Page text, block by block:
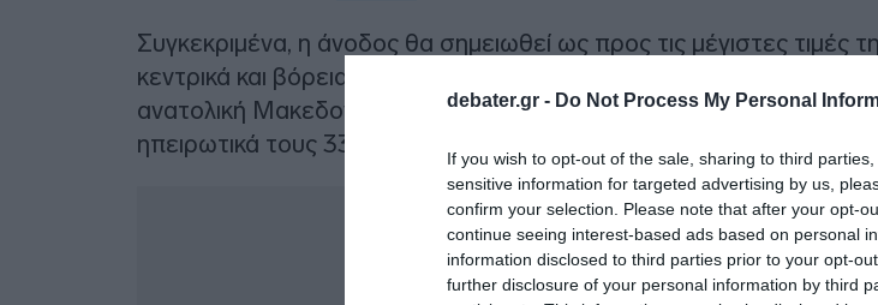
debater.gr - Do Not Process My Personal
If you wish to opt-out of the sale, sharing to third
sensitive information for targeted advertising by us,
confirm your selection. Please note that after your opt-
continue seeing interest-based ads based on personal
information disclosed to third parties prior to your opt-
further disclosure of your personal information by third
Συγκεκριμένα, η άνοδος θα σημειωθεί ως προς τις μέγιστες τιμές
κεντρικά και βόρεια. Το θερμόμετρο θα φτάσει στη νησιωτική χώρα,
ανατολική Μακεδονία και τηΘράκητους 32 με 34 βαθμούς και στα
ηπειρωτικά τους 33 με 35 βαθμούς Κελσίου.
ΔΙΑΦΗΜΙΣΗ